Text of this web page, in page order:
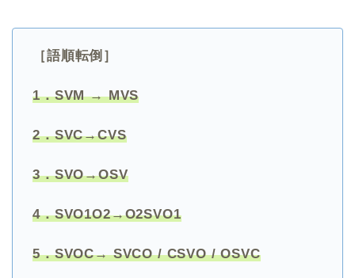
［語順転倒］
1．SVM → MVS
2．SVC→CVS
3．SVO→OSV
4．SVO1O2→O2SVO1
5．SVOC→ SVCO / CSVO / OSVC